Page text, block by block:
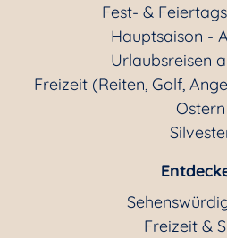
Fest- &
Hauptsaison -
Urlaubsreisen
Freizeit (Reiten, Golf,
Ostern
Freizeit &